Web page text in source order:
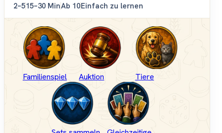
2–515–30 MinAb 10Einfach zu lernen
Familienspiel Auktion Tiere